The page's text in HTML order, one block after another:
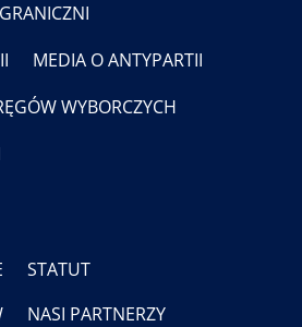
MEDIA O ANTYPARTII
WYBORCZYCH
STATUT
NASI PARTNERZY